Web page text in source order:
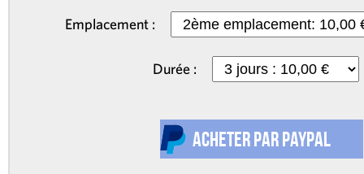
Emplacement :
Durée :